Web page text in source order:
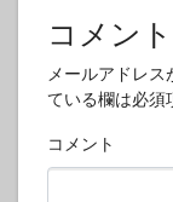
コメン
メールアドレス
ている欄は必須
コメント